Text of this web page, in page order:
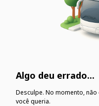
Algo deu errado...
Desculpe. No momento,
você queria.